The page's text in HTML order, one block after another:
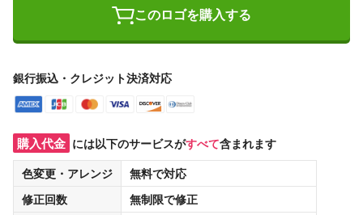
このロゴを購入する
銀行振込・クレジット決済対応
購入代金 には以下のサービスがすべて含まれます
色変更・アレンジ
無料で対応
修正回数
無制限で修正